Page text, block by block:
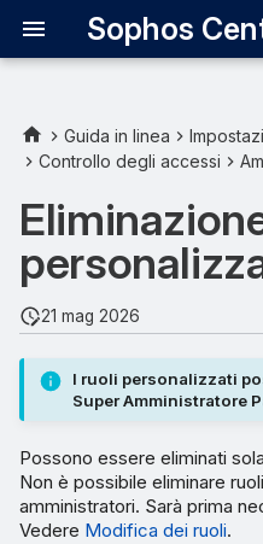
Guida in linea
Controllo degli accessi
21 mag 2026
I ruoli personalizzati
Super Amministratore
Possono essere eliminati
Non è possibile eliminare
amministratori. Sarà prima
Vedere Modifica dei ruoli.